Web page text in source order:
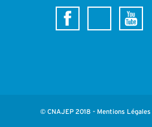
© CNAJEP 2018 - Mentions Légales